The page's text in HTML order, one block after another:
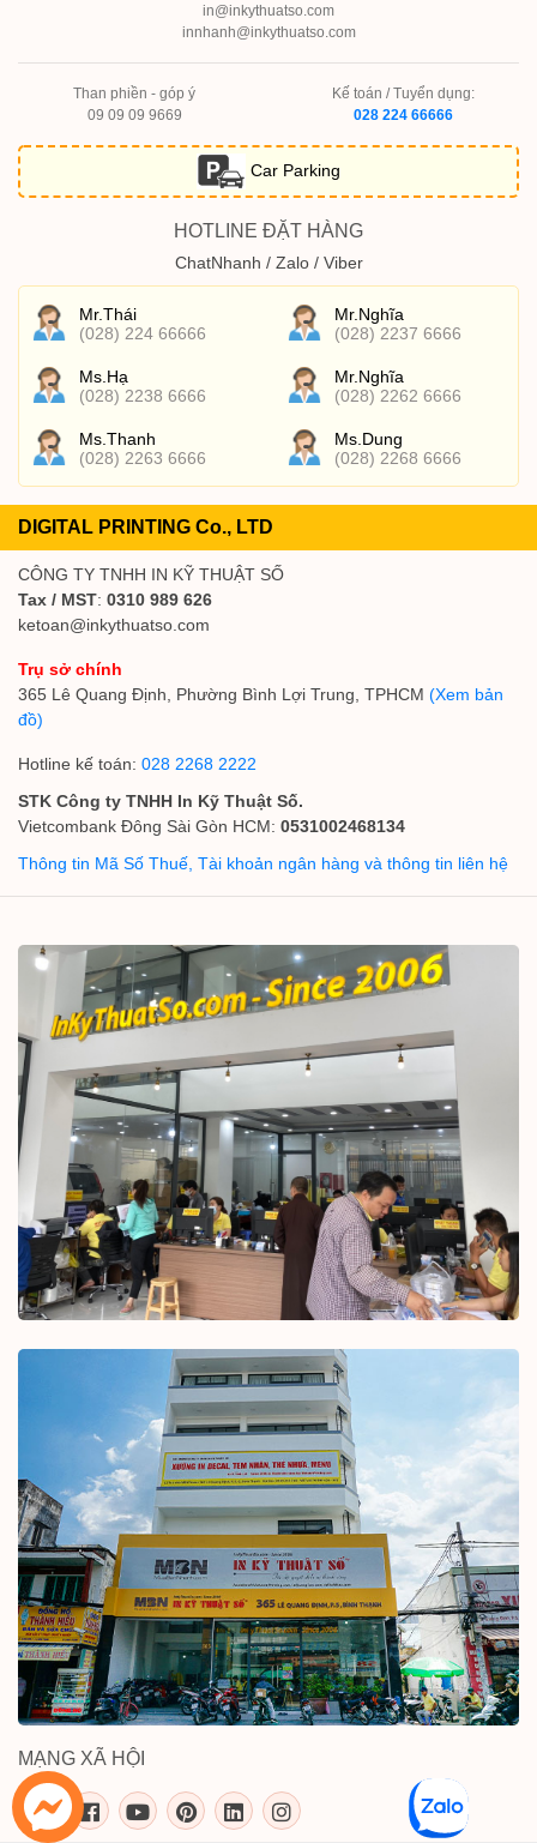
in@inkythuatso.com
innhanh@inkythuatso.com
Than phiền - góp ý
09 09 09 9669
Kế toán / Tuyển dụng:
028 224 66666
Car Parking
HOTLINE ĐẶT HÀNG
ChatNhanh / Zalo / Viber
Mr.Thái
(028) 224 66666
Mr.Nghĩa
(028) 2237 6666
Ms.Hạ
(028) 2238 6666
Mr.Nghĩa
(028) 2262 6666
Ms.Thanh
(028) 2263 6666
Ms.Dung
(028) 2268 6666
DIGITAL PRINTING Co., LTD
CÔNG TY TNHH IN KỸ THUẬT SỐ
Tax / MST: 0310 989 626
ketoan@inkythuatso.com
Trụ sở chính
365 Lê Quang Định, Phường Bình Lợi Trung, TPHCM (Xem bản
đồ)
Hotline kế toán: 028 2268 2222
STK Công ty TNHH In Kỹ Thuật Số.
Vietcombank Đông Sài Gòn HCM: 0531002468134
Thông tin Mã Số Thuế, Tài khoản ngân hàng và thông tin liên hệ
MẠNG XÃ HỘI
inkythuatso.com trên các mạng xã